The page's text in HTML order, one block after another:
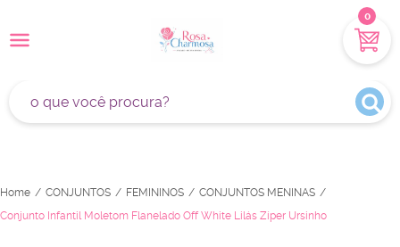
0
Home CONJUNTOS FEMININOS
CONJUNTOS MENINAS
Conjunto Infantil Moletom Flanelado Off White Lilás Zíper Ursinho